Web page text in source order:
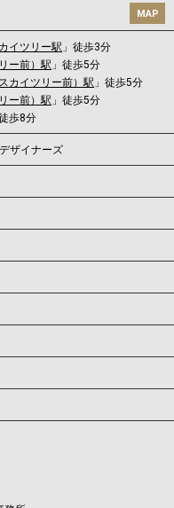
MAP
イツリー駅 」徒歩3分
ー前）駅 」徒歩5分
カイツリー前）駅 」徒歩5分
ー前）駅 」徒歩5分
歩8分
ザイナーズ